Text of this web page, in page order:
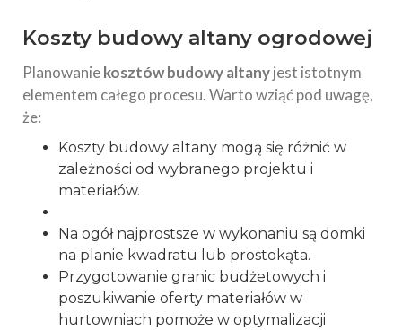
Koszty budowy altany ogrodowej
Planowaniekosztów budowy altanyjest istotnym
elementem całego procesu. Warto wziąć pod uwagę,
że:
Koszty budowy altany mogą się różnić w
zależności od wybranego projektu i
materiałów.
Na ogół najprostsze w wykonaniu są domki
na planie kwadratu lub prostokąta.
Przygotowanie granic budżetowych i
poszukiwanie oferty materiałów w
hurtowniach pomoże w optymalizacji